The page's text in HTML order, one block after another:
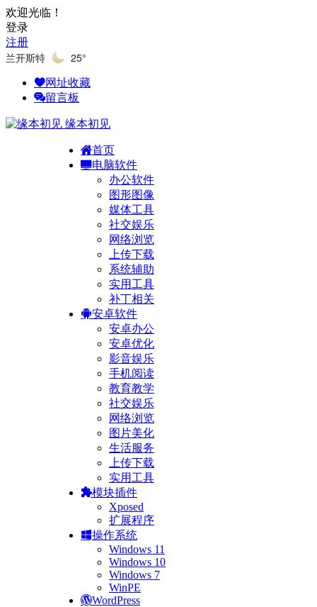
欢迎光临！
登录
注册
兰开斯特 25°
网址收藏
留言板
缘本初见
首页
电脑软件
办公软件
图形图像
媒体工具
社交娱乐
网络浏览
上传下载
系统辅助
实用工具
补丁相关
安卓软件
安卓办公
安卓优化
影音娱乐
手机阅读
教育教学
社交娱乐
网络浏览
图片美化
生活服务
上传下载
实用工具
模块插件
Xposed
扩展程序
操作系统
Windows 11
Windows 10
Windows 7
WinPE
WordPress